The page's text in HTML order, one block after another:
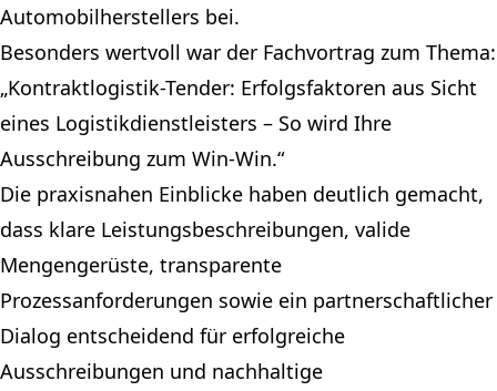
Automobilherstellers bei.
Besonders wertvoll war der Fachvortrag zum Thema:
„Kontraktlogistik-Tender: Erfolgsfaktoren aus Sicht
eines Logistikdienstleisters – So wird Ihre
Ausschreibung zum Win-Win.“
Die praxisnahen Einblicke haben deutlich gemacht,
dass klare Leistungsbeschreibungen, valide
Mengengerüste, transparente
Prozessanforderungen sowie ein partnerschaftlicher
Dialog entscheidend für erfolgreiche
Ausschreibungen und nachhaltige